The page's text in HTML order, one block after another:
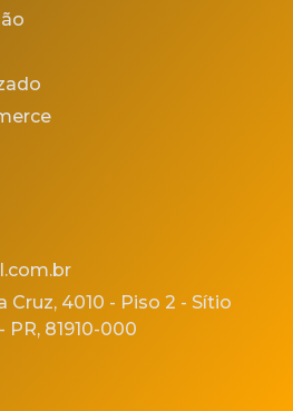
Cruz, 4010 - Piso 2 - Sítio
PR, 81910-000